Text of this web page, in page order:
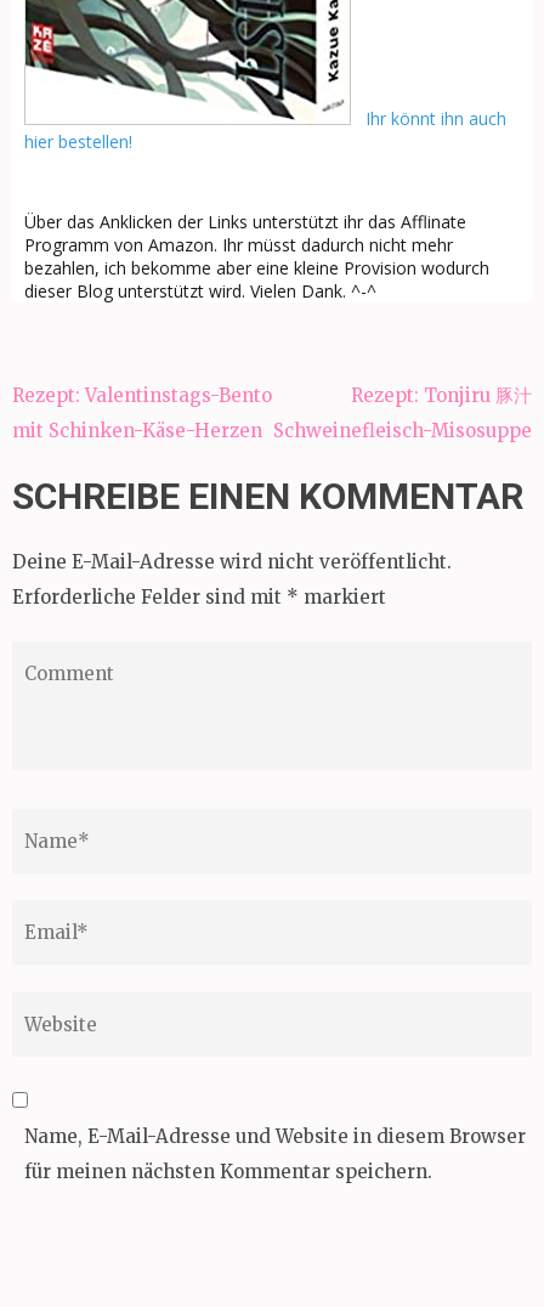
Ihr könnt ihn auch
hier bestellen!
Über das Anklicken der Links unterstützt ihr das Afflinate
Programm von Amazon. Ihr müsst dadurch nicht mehr
bezahlen, ich bekomme aber eine kleine Provision wodurch
dieser Blog unterstützt wird. Vielen Dank. ^-^
Beitragsnavigation
Rezept: Valentinstags-Bento
mit Schinken-Käse-Herzen
Rezept: Tonjiru 豚汁
Schweinefleisch-Misosuppe
SCHREIBE EINEN KOMMENTAR
Deine E-Mail-Adresse wird nicht veröffentlicht.
Erforderliche Felder sind mit * markiert
Name, E-Mail-Adresse und Website in diesem Browser
für meinen nächsten Kommentar speichern.